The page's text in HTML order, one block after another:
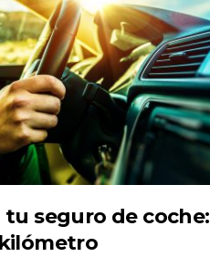
seguro de coche: